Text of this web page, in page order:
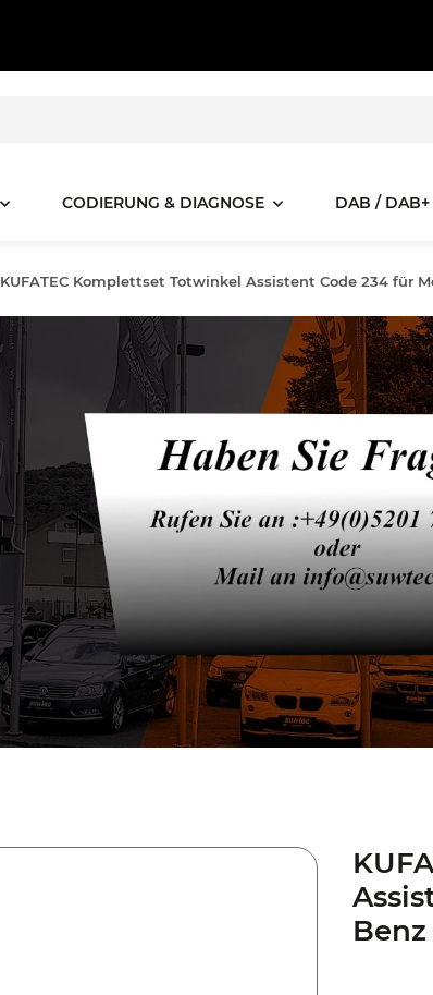
CODIERUNG & DIAGNOSE DAB / DAB+
KUFATEC Komplettset Totwinkel Assistent Code 234 für
Benz